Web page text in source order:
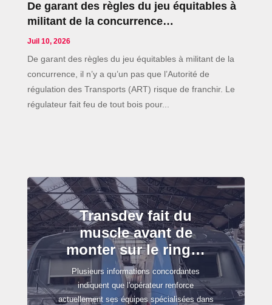
De garant des règles du jeu équitables à
militant de la concurrence…
Juil 10, 2026
De garant des règles du jeu équitables à militant de la
concurrence, il n’y a qu’un pas que l’Autorité de
régulation des Transports (ART) risque de franchir. Le
régulateur fait feu de tout bois pour...
Transdev fait du
muscle avant de
monter sur le ring…
Plusieurs informations concordantes
indiquent que l'opérateur renforce
actuellement ses équipes spécialisées dans